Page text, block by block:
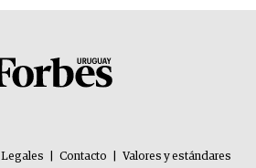
Legales Contacto Valores y estándares